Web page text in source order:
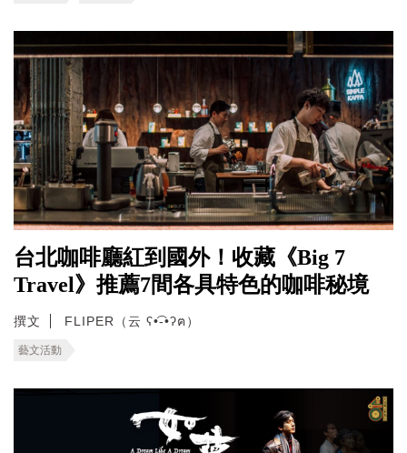
台北咖啡廳紅到國外！收藏《Big 7
Travel》推薦7間各具特色的咖啡秘境
撰文 FLIPER（云 ʕ•͡-•ʔฅ）
藝文活動